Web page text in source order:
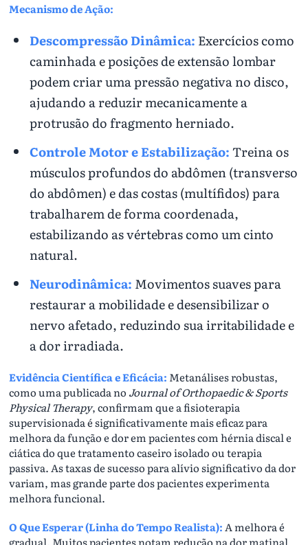
Mecanismo de Ação:
Descompressão Dinâmica: Exercícios como
caminhada e posições de extensão lombar
podem criar uma pressão negativa no disco,
ajudando a reduzir mecanicamente a
protrusão do fragmento herniado.
Controle Motor e Estabilização:Treina os
músculos profundos do abdômen (transverso
do abdômen) e das costas (multífidos) para
trabalharem de forma coordenada,
estabilizando as vértebras como um cinto
natural.
Neurodinâmica: Movimentos suaves para
restaurar a mobilidade e desensibilizar o
nervo afetado, reduzindo sua irritabilidade e
a dor irradiada.
Evidência Científica e Eficácia: Metanálises robustas,
como uma publicada no Journal of Orthopaedic & Sports
Physical Therapy, confirmam que a fisioterapia
supervisionada é significativamente mais eficaz para
melhora da função e dor em pacientes com hérnia discal e
ciática do que tratamento caseiro isolado ou terapia
passiva. As taxas de sucesso para alívio significativo da dor
variam, mas grande parte dos pacientes experimenta
melhora funcional.
O Que Esperar (Linha do Tempo Realista):A melhora é